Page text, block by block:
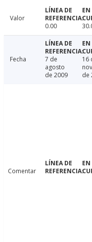
Valor
0.00
Fecha
7 de
agosto
de 2009
16
de
Comentar